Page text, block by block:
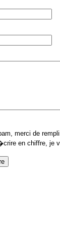
merci de
en chiffre, je